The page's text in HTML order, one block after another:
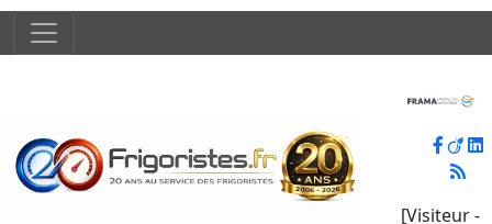
[Visiteur -